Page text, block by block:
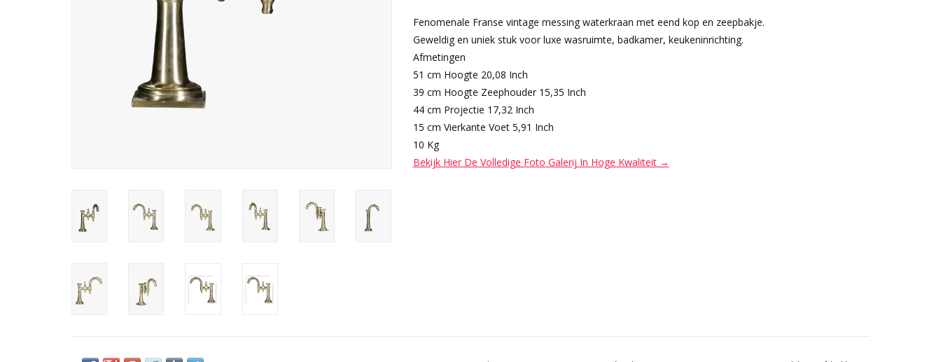
Fenomenale Franse vintage messing waterkraan met eend kop en zeepbakje.
Geweldig en uniek stuk voor luxe wasruimte, badkamer, keukeninrichting.
Afmetingen
51 cm Hoogte 20,08 Inch
39 cm Hoogte Zeephouder 15,35 Inch
44 cm Projectie 17,32 Inch
15 cm Vierkante Voet 5,91 Inch
10 Kg
Bekijk Hier De Volledige Foto Galerij In Hoge Kwaliteit →